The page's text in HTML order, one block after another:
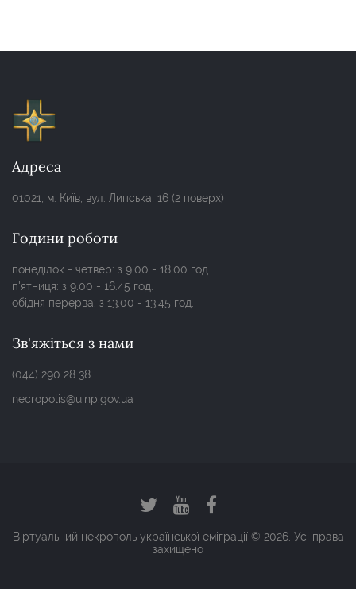
Адреса
01021, м. Київ, вул. Липська, 16 (2 поверх)
Години роботи
понеділок - четвер: з 9.00 - 18.00 год.
п'ятниця: з 9.00 - 16.45 год.
обідня перерва: з 13.00 - 13.45 год.
Зв'яжіться з нами
(044) 290 28 38
necropolis@uinp.gov.ua
Віртуальний некрополь української еміграції © 2026. Усі права
захищено